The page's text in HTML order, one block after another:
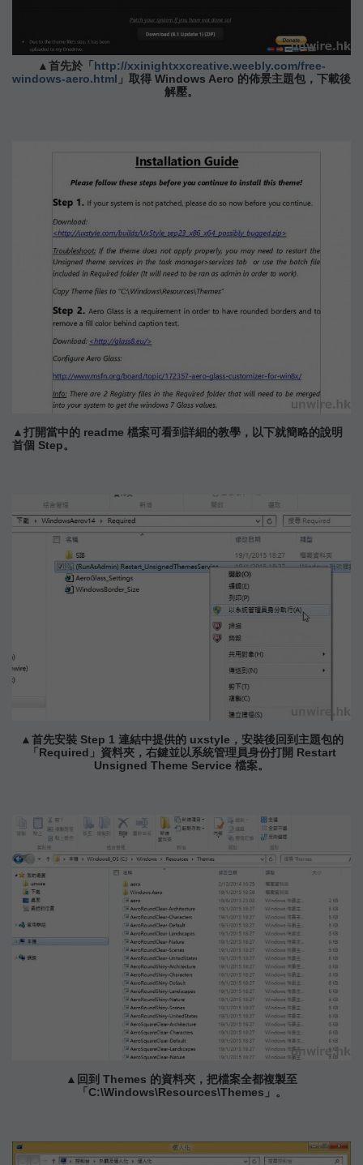
▲首先於「 http://xxinightxxcreative.weebly.com/free-
windows-aero.html 」取得 Windows Aero 的佈景主題包，下載後
解壓。
▲打開當中的 readme 檔案可看到詳細的教學，以下就簡略的說明
首個 Step。
▲首先安裝 Step 1 連結中提供的 uxstyle，安裝後回到主題包的
「Required」資料夾，右鍵並以系統管理員身份打開 Restart
Unsigned Theme Service 檔案。
▲回到 Themes 的資料夾，把檔案全都複製至
「C:\Windows\Resources\Themes」。